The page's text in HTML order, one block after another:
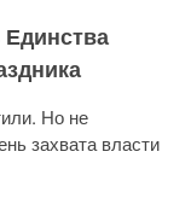
Но не
захвата власти